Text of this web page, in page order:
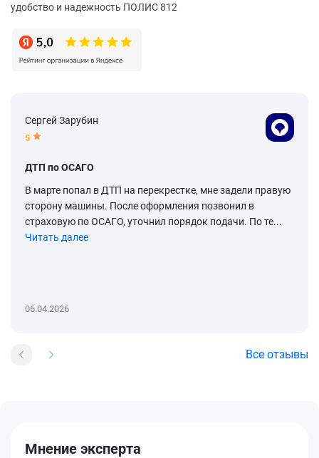
удобство и надежность ПОЛИС 812
Сергей Зарубин
5
ДТП по ОСАГО
В марте попал в ДТП на перекрестке, мне задели правую
сторону машины. После оформления позвонил в
страховую по ОСАГО, уточнил порядок подачи. По те...
Читать далее
06.04.2026
Все отзывы
Мнение эксперта